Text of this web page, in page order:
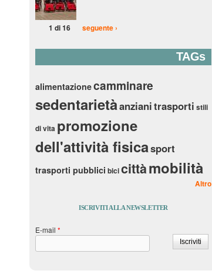
1 di 16 seguente ›
TAGs
alimentazionecamminare
sedentarietàanzianitrasporti stili
di vita promozione
dell'attività fisicasport
trasporti pubblici bicicittàmobilità
Altro
ISCRIVITI ALLA NEWSLETTER
E-mail *